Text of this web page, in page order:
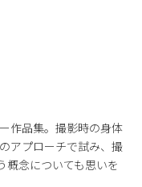
作品集。撮影時の身体
アプローチで試み、撮
概念についても思いを